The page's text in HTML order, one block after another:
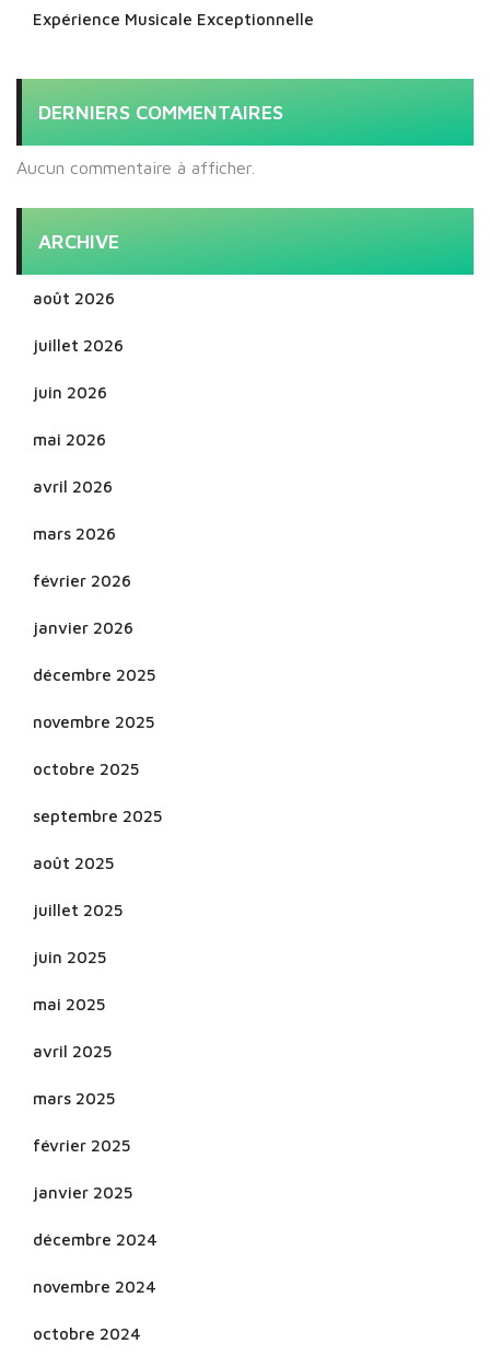
Expérience Musicale Exceptionnelle
DERNIERS COMMENTAIRES
Aucun commentaire à afficher.
ARCHIVE
août 2026
juillet 2026
juin 2026
mai 2026
avril 2026
mars 2026
février 2026
janvier 2026
décembre 2025
novembre 2025
octobre 2025
septembre 2025
août 2025
juillet 2025
juin 2025
mai 2025
avril 2025
mars 2025
février 2025
janvier 2025
décembre 2024
novembre 2024
octobre 2024